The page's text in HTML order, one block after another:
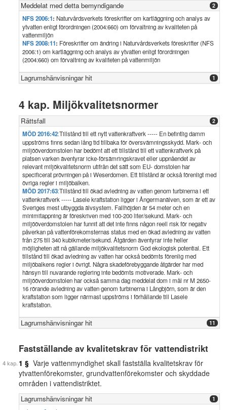
Meddelat med detta bemyndigande 2
NFS 2006:1: Naturvårdsverkets föreskrifter om kartläggning och analys av
ytvatten enligt förordningen (2004:660) om förvaltning av kvaliteten på
vattenmiljön
NFS 2008:11: Föreskrifter om ändring i Naturvårdsverkets föreskrifter (NFS
2006:1) om kartläggning och analys av ytvatten enligt förordningen
(2004:660) om förvaltning av kvaliteten på vattenmiljön
Lagrumshänvisningar hit 1
4 kap. Miljökvalitetsnormer
Rättsfall 2
MÖD 2016:42:Tillstånd till ett nytt vattenkraftverk ----- En befintlig damm
uppströms finns sedan lång tid tillbaka för översvämningsskydd. Mark- och
miljööverdomstolen har bedömt att ett tillstånd till ett vattenkraftverk på
platsen varken äventyrar icke-försämringskravet eller uppnåendet av
relevant miljökvalitetsnorm utifrån det sätt som EU- domstolen har
specificerat prövningen på i Weserdomen. Ett tillstånd är också förenligt med
övriga regler i miljöbalken.
MÖD 2017:63:Tillstånd till ökad avledning av vatten genom turbinerna i ett
vattenkraftverk ----- Lasele kraftstation ligger i Ångermanälven, som är ett av
Sveriges mest utbyggda älvsystem. Fallhöjden är 54 meter och en
minimitappning är föreskriven med 100-200 liter/sekund. Mark- och
miljööverdomstolen har funnit att det inte finns någon reell risk för negativ
påverkan på vattenförekomsternas status med en ökad avledning av vatten
från 275 till 340 kubikmeter/sekund. Åtgärden äventyrar inte heller
möjligheten att nå gällande miljökvalitetsnorm God ekologisk potential. Ett
tillstånd till ökad avledning av vatten har också bedömts förenlig med
miljöbalkens regler i övrigt. Några skadeförebyggande åtgärder har med
hänsyn till nuvarande reglering inte bedömts motiverade. Mark- och
miljööverdomstolen har också samma dag meddelat dom i mål nr M 2650-
16 rörande avledning av vatten genom turbinerna i Långbjörn, som är den
kraftstation som ligger närmast uppströms i förhållande till Lasele
kraftstation.
Lagrumshänvisningar hit 11
Fastställande av kvalitetskrav för vattendistrikt
1 § Varje vattenmyndighet skall fastställa kvalitetskrav för
ytvattenförekomster, grundvattenförekomster och skyddade
områden i vattendistriktet.
Lagrumshänvisningar hit 1